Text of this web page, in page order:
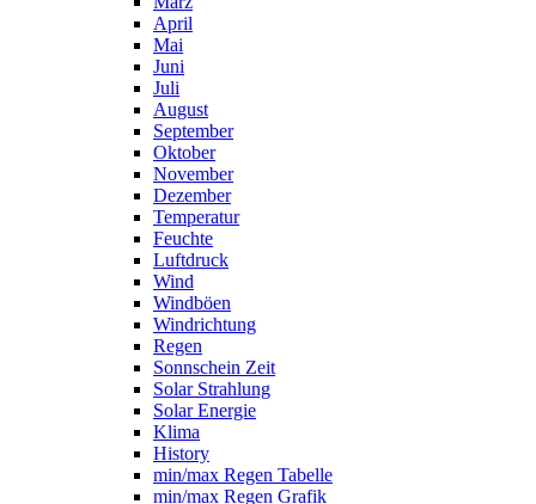
April
Mai
Juni
Juli
August
September
Oktober
November
Dezember
Temperatur
Feuchte
Luftdruck
Wind
Windböen
Windrichtung
Regen
Sonnschein Zeit
Solar Strahlung
Solar Energie
Klima
History
min/max Regen Tabelle
min/max Regen Grafik